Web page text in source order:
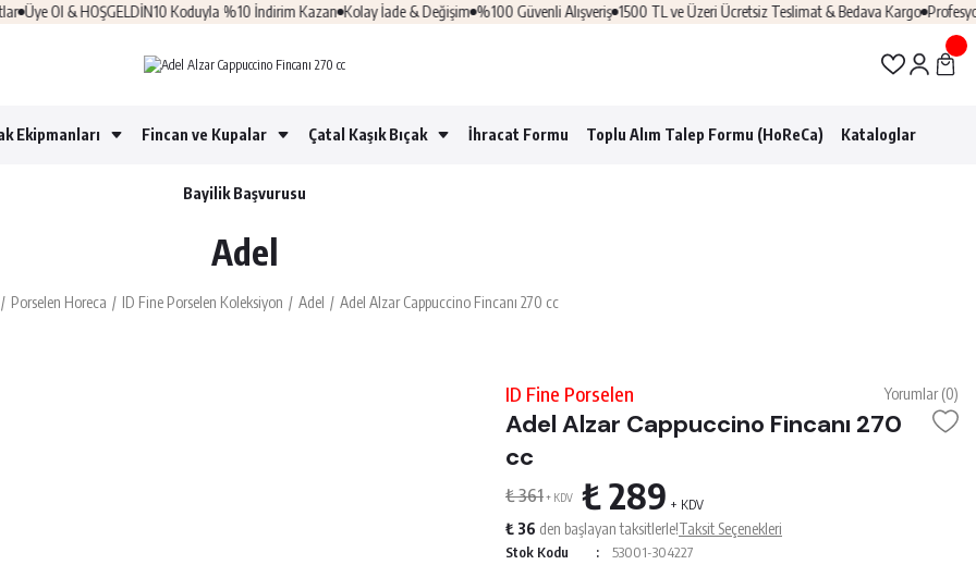
& HOŞGELDİN10 Koduyla %10 İndirim Kazan Kolay İade & Değişim %100 Güvenli Alışveriş 1500 TL ve Üzeri Ücretsiz Teslimat & Bedava Kargo Profesyonel
Ekipmanları Fincan ve Kupalar Çatal Kaşık Bıçak İhracat Formu Toplu Alım Talep Formu (HoReCa) Kataloglar
Bayilik Başvurusu
Adel
Porselen Horeca ID Fine Porselen Koleksiyon Adel Adel Alzar Cappuccino Fincanı 270 cc
ID Fine Porselen Yorumlar (0)
Adel Alzar Cappuccino Fincanı 270
cc
₺ 361+ KDV ₺ 289 + KDV
₺ 36 den başlayan taksitlerle!Taksit Seçenekleri
Stok Kodu 53001-304227